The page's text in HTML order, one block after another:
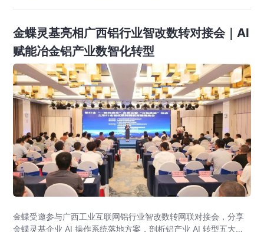
金蝶灵基亮相广西铝行业智改数转对接会｜AI
赋能冶金铝产业数智化转型
金蝶受邀参与广西工业互联网铝行业智改数转网联对接会，分享
金蝶灵基企业 AI 操作系统落地方案，剖析铝产业 AI 转型五大趋